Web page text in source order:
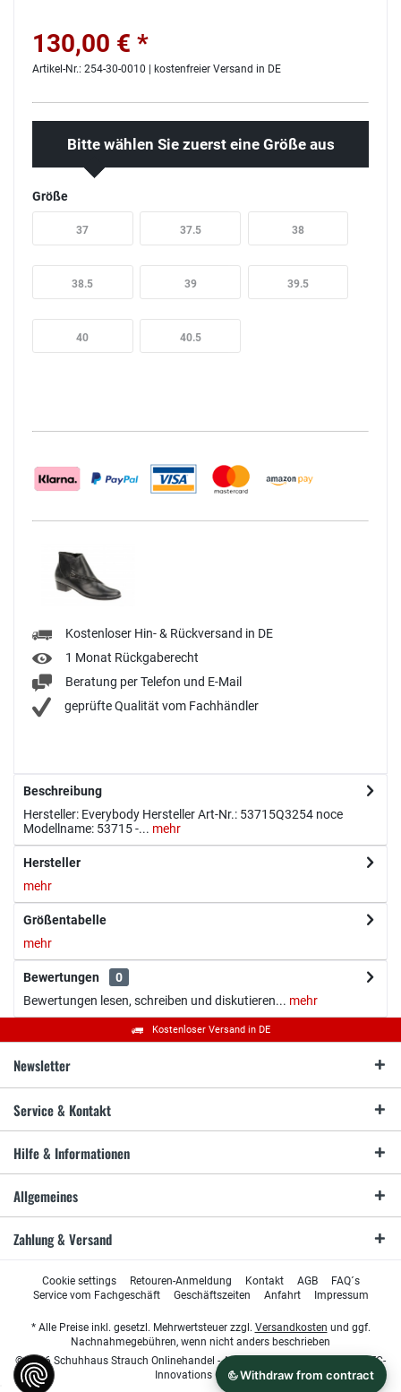
130,00 € *
Artikel-Nr.: 254-30-0010 | kostenfreier Versand in DE
Bitte wählen Sie zuerst eine Größe aus
Größe
37 37.5 38
38.5 39 39.5
40 40.5
Kostenloser Hin- & Rückversand in DE
1 Monat Rückgaberecht
Beratung per Telefon und E-Mail
geprüfte Qualität vom Fachhändler
Beschreibung
Hersteller: Everybody Hersteller Art-Nr.: 53715Q3254 noce
Modellname: 53715 -... mehr
Hersteller
mehr
Größentabelle
mehr
Bewertungen
0
Bewertungen lesen, schreiben und diskutieren... mehr
Kostenloser Versand in DE
Newsletter
Service & Kontakt
Hilfe & Informationen
Allgemeines
Zahlung & Versand
Cookie settings Retouren-Anmeldung Kontakt AGB
FAQ´s
Service vom Fachgeschäft
Geschäftszeiten Anfahrt Impressum
* Alle Preise inkl. gesetzl. Mehrwertsteuer zzgl. Versandkosten und ggf.
Nachnahmegebühren, wenn nicht anders beschrieben
© 2026 Schuhhaus Strauch Onlinehandel - All Rights Reserved. Design by
TC-
Innovations GmbH